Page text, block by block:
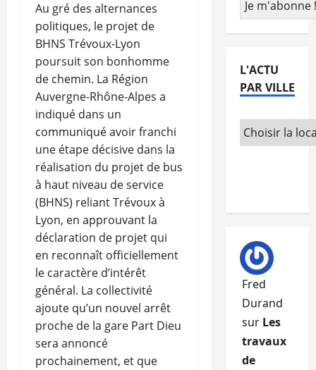
Au gré des alternances
politiques, le projet de
BHNS Trévoux-Lyon
poursuit son bonhomme
de chemin. La Région
Auvergne-Rhône-Alpes a
indiqué dans un
communiqué avoir franchi
une étape décisive dans la
réalisation du projet de bus
à haut niveau de service
(BHNS) reliant Trévoux à
Lyon, en approuvant la
déclaration de projet qui
en reconnaît officiellement
le caractère d’intérêt
général. La collectivité
ajoute qu’un nouvel arrêt
proche de la gare Part Dieu
sera annoncé
prochainement, et que
L'ACTU
PAR VILLE
Fred
Durand
sur Les
travaux
de